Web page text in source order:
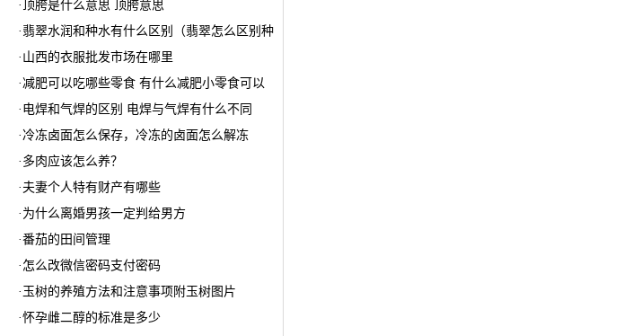
· 顶胯是什么意思 顶胯意思
· 翡翠水润和种水有什么区别（翡翠怎么区别种
· 山西的衣服批发市场在哪里
· 减肥可以吃哪些零食 有什么减肥小零食可以
· 电焊和气焊的区别 电焊与气焊有什么不同
· 冷冻卤面怎么保存，冷冻的卤面怎么解冻
· 多肉应该怎么养？
· 夫妻个人特有财产有哪些
· 为什么离婚男孩一定判给男方
·番茄的田间管理
· 怎么改微信密码支付密码
· 玉树的养殖方法和注意事项附玉树图片
·怀孕雌二醇的标准是多少